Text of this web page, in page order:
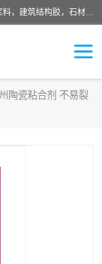
西安伊顿建材有限公司主营产品：CGM高强无收缩灌浆料，建筑结构胶，石材粘合剂，柔性防水材料，环氧修补砂浆等在各个行业得到了客户认可。
陶瓷粘合剂 不易裂
修补材料
料